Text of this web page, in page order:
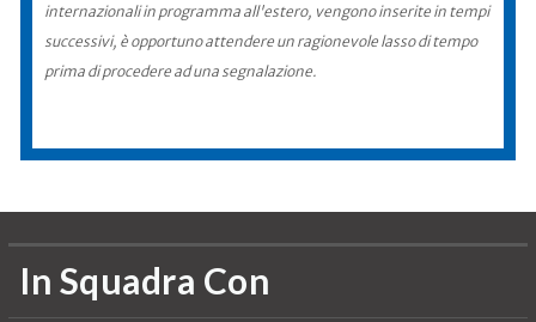
internazionali in programma all'estero, vengono inserite in tempi
successivi, è opportuno attendere un ragionevole lasso di tempo
prima di procedere ad una segnalazione.
In Squadra Con